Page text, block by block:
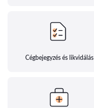
Cégbejegyzés és likvidálás